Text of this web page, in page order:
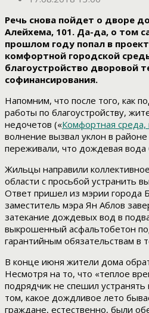
Речь снова пойдет о дворе
Алейхема, 101. Да-да, о том
прошлом году попал в
комфортной городской
благоустройство дворовой
софинансирования.
Напомним, что после того, как
работы по благоустройству,
недочетов («Комфортная среда,
волнение вызвал уклон в
переживали, что дождевая вода
Жильцы направили
области с просьбой устранить
Ответ пришел из мэрии города
заместитель мэра Ян Аблов
затекание дождевых вод в
выкрошенный асфальтобетон
гарантийным обязательствам в
В конце июня жители дома
Несмотря на то, что «теплое
подрядчик не спешил устранять
том, какое дождливое лето
граждане, естественно, были